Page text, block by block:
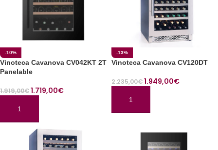
-10%
Vinoteca Cavanova CV042KT 2T
Panelable
1.919,00€1.719,00€
AÑADIR AL CARRITO
-13%
Vinoteca Cavanova CV120DT
2.235,00€1.949,00€
AÑADIR AL CARRITO